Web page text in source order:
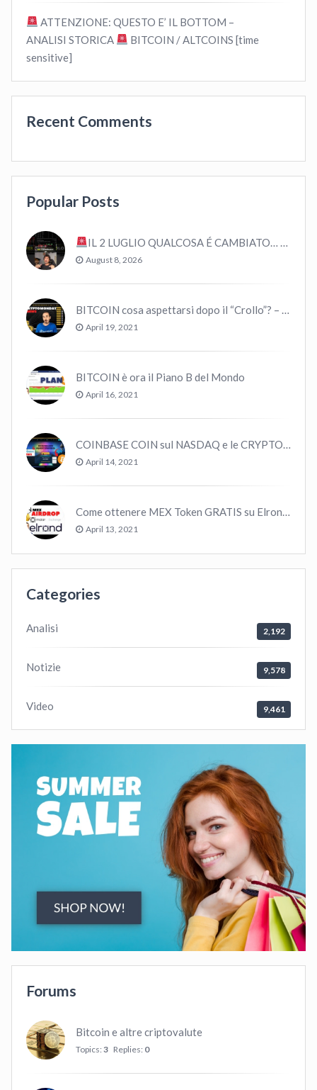
ATTENZIONE: QUESTO E’ IL BOTTOM –
ANALISI STORICA
BITCOIN / ALTCOINS [time
sensitive]
Recent Comments
Popular Posts
IL 2 LUGLIO QUALCOSA É CAMBIATO… #bitcoin #crypto #trading
August 8, 2026
BITCOIN cosa aspettarsi dopo il “Crollo”? – CryptoMonday NEWS w16/’21
April 19, 2021
BITCOIN è ora il Piano B del Mondo
April 16, 2021
COINBASE COIN sul NASDAQ e le CRYPTO volano!
April 14, 2021
Come ottenere MEX Token GRATIS su Elrond ?
April 13, 2021
Categories
Analisi 2,192
Notizie 9,578
Video 9,461
Forums
Bitcoin e altre criptovalute
Topics: 3 Replies: 0